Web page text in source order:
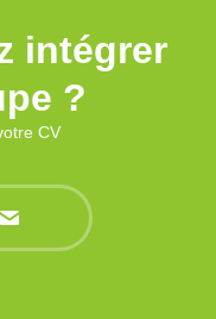
intégrer
?
CV